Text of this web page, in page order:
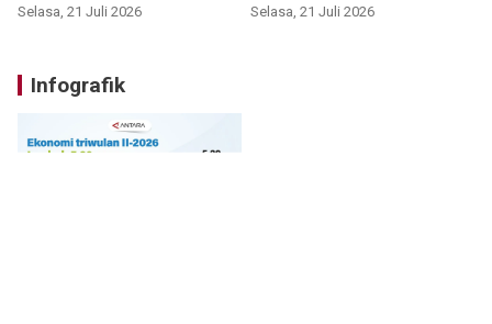
Selasa, 21 Juli 2026 Selasa, 21 Juli 2026
Infografik